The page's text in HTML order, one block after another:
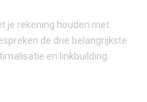
je rekening houden met
de drie belangrijkste
en linkbuilding.